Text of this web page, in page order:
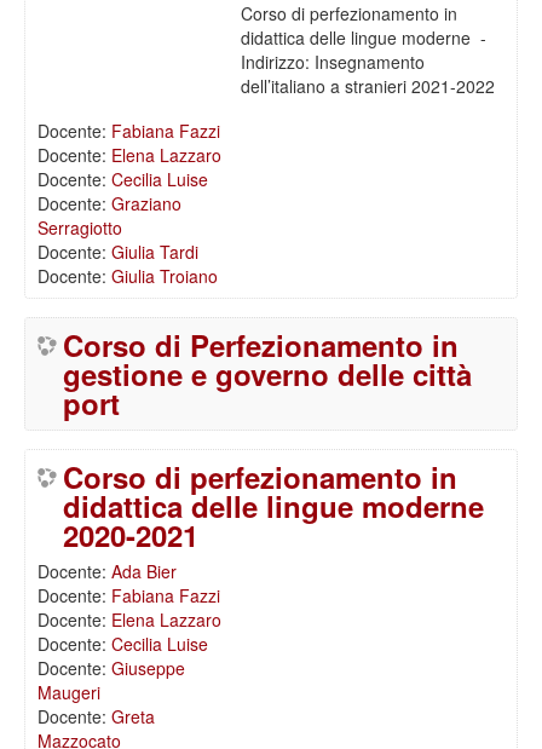
Corso di perfezionamento in
didattica delle lingue moderne -
Indirizzo: Insegnamento
dell’italiano a stranieri 2021-2022
Docente: Fabiana Fazzi
Docente: Elena Lazzaro
Docente: Cecilia Luise
Docente: Graziano
Serragiotto
Docente: Giulia Tardi
Docente: Giulia Troiano
Corso di Perfezionamento in
gestione e governo delle città
port
Corso di perfezionamento in
didattica delle lingue moderne
2020-2021
Docente: Ada Bier
Docente: Fabiana Fazzi
Docente: Elena Lazzaro
Docente: Cecilia Luise
Docente: Giuseppe
Maugeri
Docente: Greta
Mazzocato